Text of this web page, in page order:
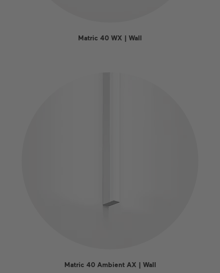
Matric 40 WX | Wall
Matric 40 Ambient AX | Wall